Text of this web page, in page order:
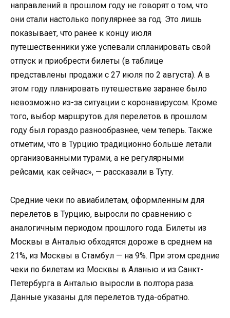
направлений в прошлом году не говорят о том, что
они стали настолько популярнее за год. Это лишь
показывает, что ранее к концу июля
путешественники уже успевали спланировать свой
отпуск и приобрести билеты (в таблице
представлены продажи с 27 июля по 2 августа). А в
этом году планировать путешествие заранее было
невозможно из-за ситуации с коронавирусом. Кроме
того, выбор маршрутов для перелетов в прошлом
году был гораздо разнообразнее, чем теперь. Также
отметим, что в Турцию традиционно больше летали
организованными турами, а не регулярными
рейсами, как сейчас», — рассказали в Туту.
Средние чеки по авиабилетам, оформленным для
перелетов в Турцию, выросли по сравнению с
аналогичным периодом прошлого года. Билеты из
Москвы в Анталью обходятся дороже в среднем на
21%, из Москвы в Стамбул — на 9%. При этом средние
чеки по билетам из Москвы в Аланью и из Санкт-
Петербурга в Анталью выросли в полтора раза.
Данные указаны для перелетов туда-обратно.